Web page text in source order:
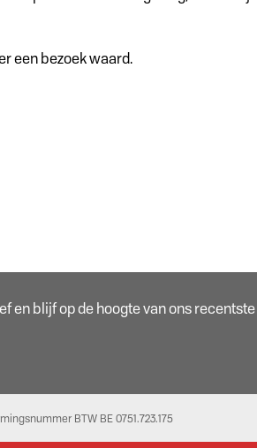
een bezoek waard.
en blijf op de hoogte van ons
BTW BE 0751.723.175